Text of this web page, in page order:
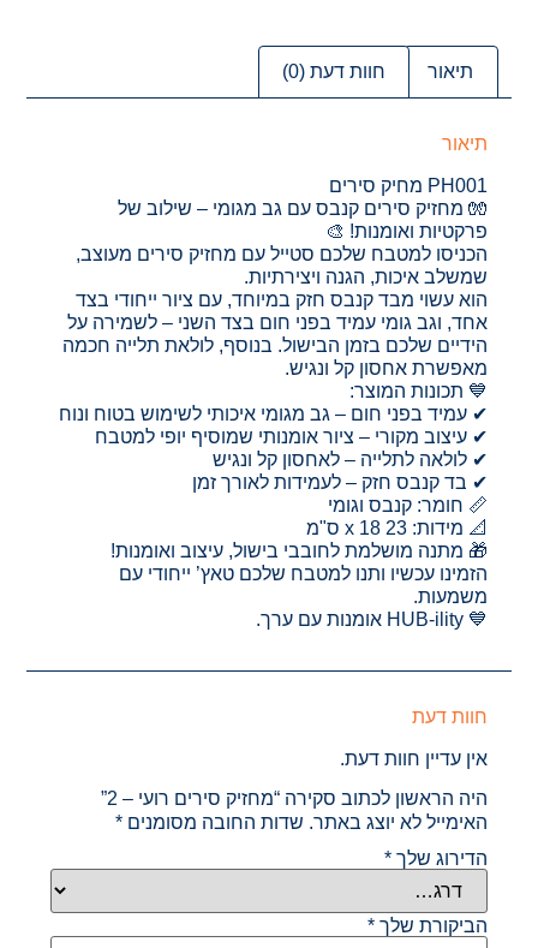
תיאור חוות דעת (0)
תיאור
PH001 מחיק סירים
🧤 מחזיק סירים קנבס עם גב מגומי – שילוב של
פרקטיות ואומנות! 🎨
הכניסו למטבח שלכם סטייל עם מחזיק סירים מעוצב,
שמשלב איכות, הגנה ויצירתיות.
הוא עשוי מבד קנבס חזק במיוחד, עם ציור ייחודי בצד
אחד, וגב גומי עמיד בפני חום בצד השני – לשמירה על
הידיים שלכם בזמן הבישול. בנוסף, לולאת תלייה חכמה
מאפשרת אחסון קל ונגיש.
💙 תכונות המוצר:
✔ עמיד בפני חום – גב מגומי איכותי לשימוש בטוח ונוח
✔ עיצוב מקורי – ציור אומנותי שמוסיף יופי למטבח
✔ לולאה לתלייה – לאחסון קל ונגיש
✔ בד קנבס חזק – לעמידות לאורך זמן
📏 חומר: קנבס וגומי
📐 מידות: 23 x 18 ס"מ
🎁 מתנה מושלמת לחובבי בישול, עיצוב ואומנות!
הזמינו עכשיו ותנו למטבח שלכם טאץ’ ייחודי עם
משמעות.
💙 HUB-ility אומנות עם ערך.
חוות דעת
אין עדיין חוות דעת.
היה הראשון לכתוב סקירה “מחזיק סירים רועי – 2”
האימייל לא יוצג באתר. שדות החובה מסומנים*
הדירוג שלך*
הביקורת שלך*